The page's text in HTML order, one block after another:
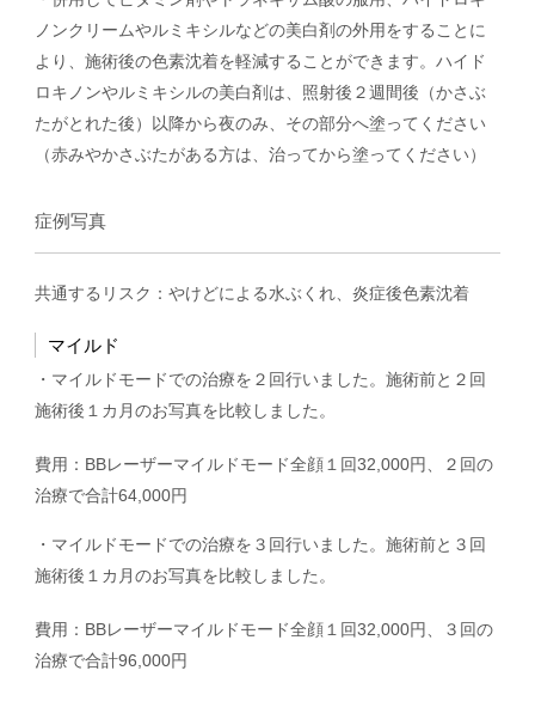
ノンクリームやルミキシルなどの美白剤の外用をすることに
より、施術後の色素沈着を軽減することができます。ハイド
ロキノンやルミキシルの美白剤は、照射後２週間後（かさぶ
たがとれた後）以降から夜のみ、その部分へ塗ってください
（赤みやかさぶたがある方は、治ってから塗ってください）
症例写真
共通するリスク：やけどによる水ぶくれ、炎症後色素沈着
マイルド
・マイルドモードでの治療を２回行いました。施術前と２回
施術後１カ月のお写真を比較しました。
費用：BBレーザーマイルドモード全顔１回32,000円、２回の
治療で合計64,000円
・マイルドモードでの治療を３回行いました。施術前と３回
施術後１カ月のお写真を比較しました。
費用：BBレーザーマイルドモード全顔１回32,000円、３回の
治療で合計96,000円